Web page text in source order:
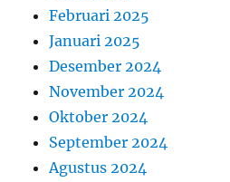
Februari 2025
Januari 2025
Desember 2024
November 2024
Oktober 2024
September 2024
Agustus 2024